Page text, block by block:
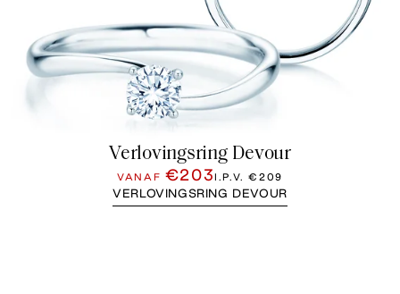
Verlovingsring Devour
VANAF €203I.P.V.€209
VERLOVINGSRING DEVOUR